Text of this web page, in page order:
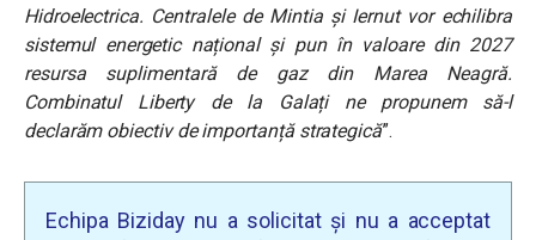
Hidroelectrica. Centralele de Mintia și Iernut vor echilibra
sistemul energetic național și pun în valoare din 2027
resursa suplimentară de gaz din Marea Neagră.
Combinatul Liberty de la Galați ne propunem să-l
declarăm obiectiv de importanță strategică”.
Echipa Biziday nu a solicitat și nu a acceptat